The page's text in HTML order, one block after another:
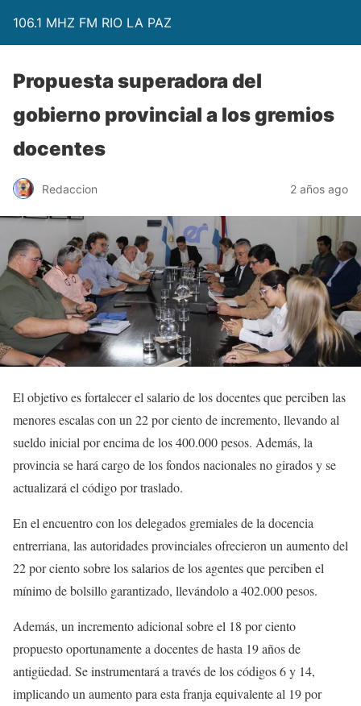
106.1 MHZ FM RIO LA PAZ
Propuesta superadora del
gobierno provincial a los gremios
docentes
Redaccion 2 años ago
El objetivo es fortalecer el salario de los docentes que perciben las
menores escalas con un 22 por ciento de incremento, llevando al
sueldo inicial por encima de los 400.000 pesos. Además, la
provincia se hará cargo de los fondos nacionales no girados y se
actualizará el código por traslado.
En el encuentro con los delegados gremiales de la docencia
entrerriana, las autoridades provinciales ofrecieron un aumento del
22 por ciento sobre los salarios de los agentes que perciben el
mínimo de bolsillo garantizado, llevándolo a 402.000 pesos.
Además, un incremento adicional sobre el 18 por ciento
propuesto oportunamente a docentes de hasta 19 años de
antigüedad. Se instrumentará a través de los códigos 6 y 14,
implicando un aumento para esta franja equivalente al 19 por